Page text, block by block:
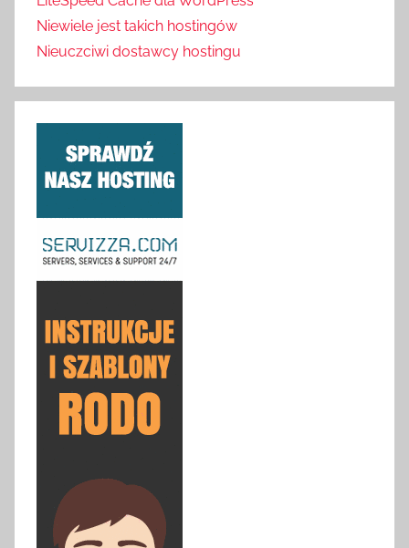
Niewiele jest takich hostingów
Nieuczciwi dostawcy hostingu